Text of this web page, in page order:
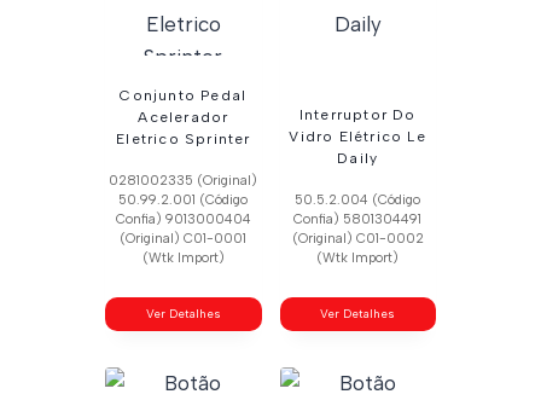
Conjunto Pedal
Acelerador
Eletrico Sprinter
0281002335 (Original)
50.99.2.001 (Código
Confia) 9013000404
(Original) C01-0001
(Wtk Import)
Ver Detalhes
Interruptor Do
Vidro Elétrico Le
Daily
50.5.2.004 (Código
Confia) 5801304491
(Original) C01-0002
(Wtk Import)
Ver Detalhes